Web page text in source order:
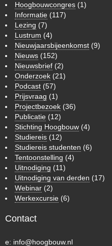
Hoogbouwcongres (1)
Informatie (117)
Lezing (7)
Lustrum (4)
Nieuwjaarsbijeenkomst (9)
Nieuws (152)
Nieuwsbrief (2)
Onderzoek (21)
Podcast (57)
Prijsvraag (1)
Projectbezoek (36)
Publicatie (12)
Stichting Hoogbouw (4)
Studiereis (12)
Studiereis studenten (6)
Tentoonstelling (4)
Uitnodiging (11)
Uitnodiging van derden (17)
Webinar (2)
Werkexcursie (6)
Contact
e: info@hoogbouw.nl